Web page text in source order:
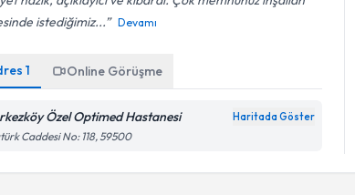
istediğimiz...
Devamı
1 Online Görüşme
Özel Optimed Hastanesi Haritada Göster
Caddesi No: 118, 59500